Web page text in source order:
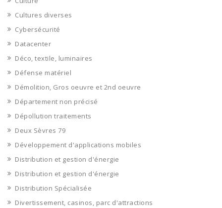
Cultures diverses
Cybersécurité
Datacenter
Déco, textile, luminaires
Défense matériel
Démolition, Gros oeuvre et 2nd oeuvre
Département non précisé
Dépollution traitements
Deux Sèvres 79
Développement d'applications mobiles
Distribution et gestion d'énergie
Distribution et gestion d'énergie
Distribution Spécialisée
Divertissement, casinos, parc d'attractions